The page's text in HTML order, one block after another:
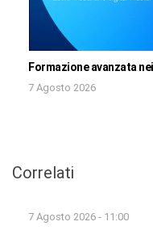
Formazione avanzata
7 Agosto 2026
Correlati
7 Agosto 2026 - 11:00